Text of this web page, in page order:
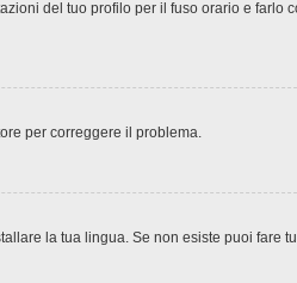
del tuo profilo per il fuso orario e farlo
per correggere il problema.
la tua lingua. Se non esiste puoi fare